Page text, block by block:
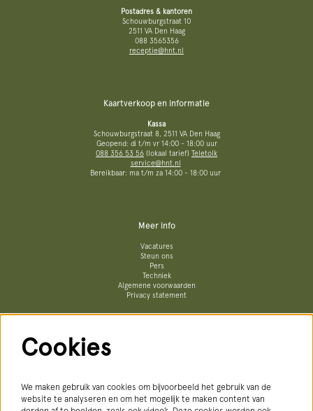
Postadres & kantoren
Schouwburgstraat 10
2511 VA Den Haag
088 3565356
receptie@hnt.nl
Kaartverkoop en informatie
Kassa
Schouwburgstraat 8, 2511 VA Den Haag
Geopend: di t/m vr 14:00 - 18:00 uur
088 356 53 56 (lokaal tarief) Teletolk
service@hnt.nl
Bereikbaar: ma t/m za 14:00 - 18:00 uur
Meer info
Vacatures
Steun ons
Pers
Techniek
Algemene voorwaarden
Privacy statement
Cookies
We maken gebruik van cookies om bijvoorbeeld het gebruik van de
website te analyseren en om het mogelijk te maken content van